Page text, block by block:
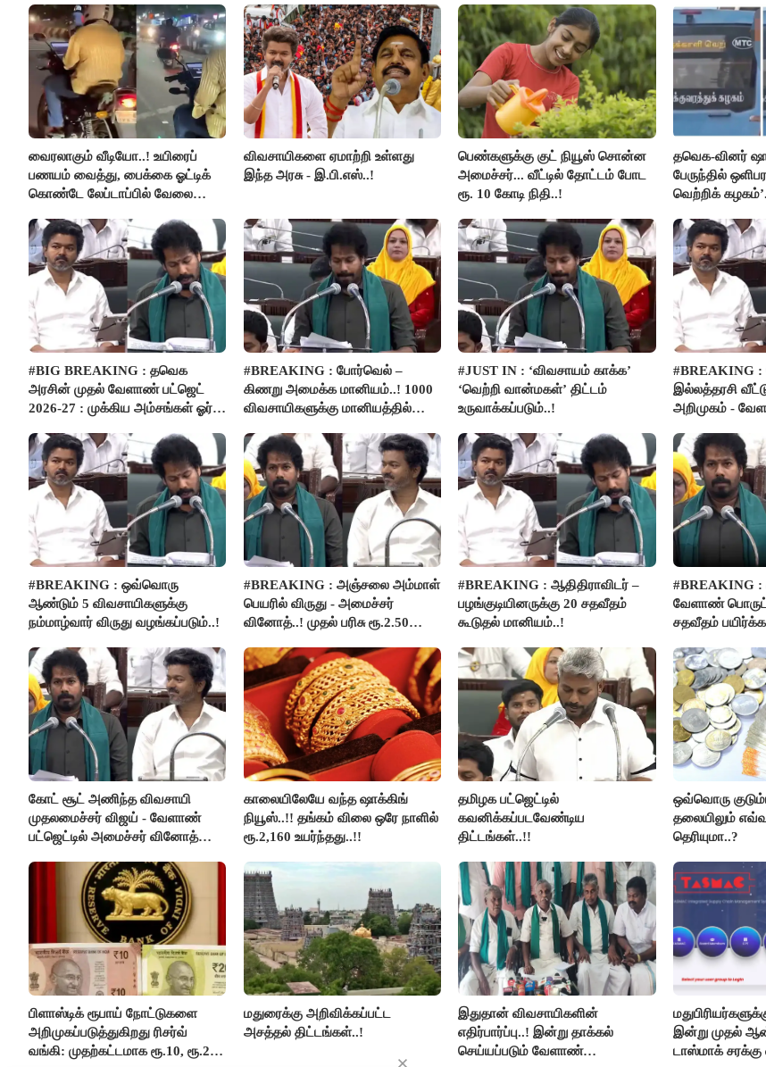
வைரலாகும் வீடியோ..! உயிரைப்
பணயம் வைத்து, பைக்கை ஓட்டிக்
கொண்டே லேப்டாப்பில் வேலை
விவசாயிகளை ஏமாற்றி உள்ளது
இந்த அரசு - இ.பி.எஸ்..!
பெண்களுக்கு குட் நியூஸ் சொன்ன
அமைச்சர்... வீட்டில் தோட்டம் போட
ரூ. 10 கோடி நிதி..!
தவெக-வினர்
பேருந்தில்
வெற்றிக்
#BIG BREAKING : தவெக
அரசின் முதல் வேளாண் பட்ஜெட்
2026-27 : முக்கிய அம்சங்கள் ஓர்
#BREAKING : போர்வெல் –
கிணறு அமைக்க மானியம்..! 1000
விவசாயிகளுக்கு மானியத்தில்
#JUST IN : ‘விவசாயம் காக்க’
‘வெற்றி வான்மகள்’ திட்டம்
உருவாக்கப்படும்..!
#BREAKING :
இல்லத்தரசி
அறிமுகம் -
#BREAKING : ஒவ்வொரு
ஆண்டும் 5 விவசாயிகளுக்கு
நம்மாழ்வார் விருது வழங்கப்படும்..!
#BREAKING : அஞ்சலை அம்மாள்
பெயரில் விருது - அமைச்சர்
வினோத்..! முதல் பரிசு ரூ.2.50
#BREAKING : ஆதிதிராவிடர் –
பழங்குடியினருக்கு 20 சதவீதம்
கூடுதல் மானியம்..!
#BREAKING :
வேளாண்
சதவீதம்
கோட் சூட் அணிந்த விவசாயி
முதலமைச்சர் விஜய் - வேளாண்
பட்ஜெட்டில் அமைச்சர் வினோத்
காலையிலேயே வந்த ஷாக்கிங்
நியூஸ்..!! தங்கம் விலை ஒரே நாளில்
ரூ.2,160 உயர்ந்தது..!!
தமிழக பட்ஜெட்டில்
கவனிக்கப்படவேண்டிய
திட்டங்கள்..!!
ஒவ்வொரு
தலையிலும்
தெரியுமா..?
பிளாஸ்டிக் ரூபாய் நோட்டுகளை
அறிமுகப்படுத்துகிறது ரிசர்வ்
வங்கி: முதற்கட்டமாக ரூ.10, ரூ.20
மதுரைக்கு அறிவிக்கப்பட்ட
அசத்தல் திட்டங்கள்..!
இதுதான் விவசாயிகளின்
எதிர்பார்ப்பு..! இன்று தாக்கல்
செய்யப்படும் வேளாண்
இன்று முதல்
டாஸ்மாக்